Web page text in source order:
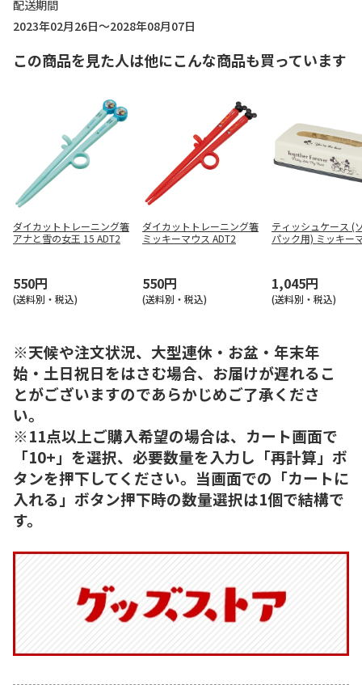
配送期間
2023年02月26日～2028年08月07日
この商品を見た人は他にこんな商品も買っています
ダイカットトレーニング箸
アナと雪の女王 15 ADT2
550円
(送料別・税込)
ダイカットトレーニング箸
ミッキーマウス ADT2
550円
(送料別・税込)
ティッシュケース (
パック用) ミッキー
1,045円
(送料別・税込)
※天候や注文状況、大型連休・お盆・年末年
始・土日祝日をはさむ場合、お届けが遅れるこ
とがございますのであらかじめご了承くださ
い。
※11点以上ご購入希望の場合は、カート画面で
「10+」を選択、必要数量を入力し「再計算」ボ
タンを押下してください。当画面での「カートに
入れる」ボタン押下時の数量選択は1個で結構で
す。